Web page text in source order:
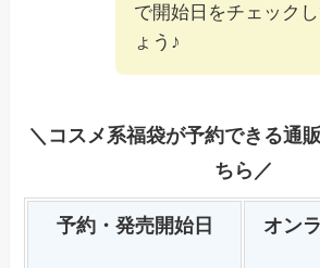
で開始日をチェック
ょう♪
＼コスメ系福袋が予約できる通
ちら／
予約・発売開始日
オン